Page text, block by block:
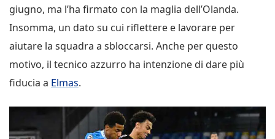
giugno, ma l’ha firmato con la maglia dell’Olanda.
Insomma, un dato su cui riflettere e lavorare per
aiutare la squadra a sbloccarsi. Anche per questo
motivo, il tecnico azzurro ha intenzione di dare più
fiducia a Elmas.